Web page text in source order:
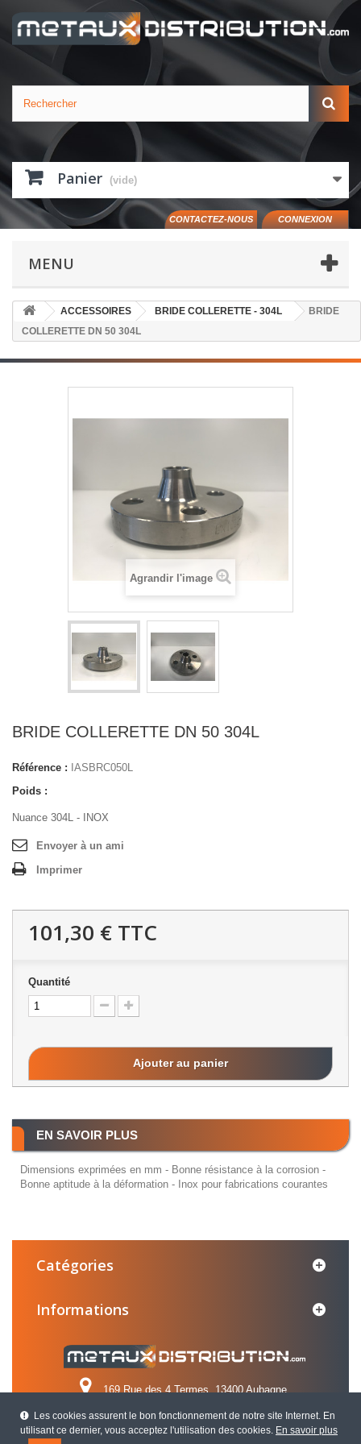
Panier (vide)
CONNEXION
CONTACTEZ-NOUS
Les cookies assurent le bon fonctionnement de notre site Internet. En
utilisant ce dernier, vous acceptez l'utilisation des cookies. En savoir plus
MENU
ACCESSOIRES BRIDE COLLERETTE - 304L
BRIDE
COLLERETTE DN 50 304L
Agrandir l'image
BRIDE COLLERETTE DN 50 304L
Référence : IASBRC050L
Poids :
Nuance 304L - INOX
Envoyer à un ami
Imprimer
101,30 € TTC
Quantité
Ajouter au panier
EN SAVOIR PLUS
Dimensions exprimées en mm - Bonne résistance à la corrosion -
Bonne aptitude à la déformation - Inox pour fabrications courantes
Catégories
Informations
169 Rue des 4 Termes, 13400 Aubagne
Appelez-nous au :04 42 84 31 31